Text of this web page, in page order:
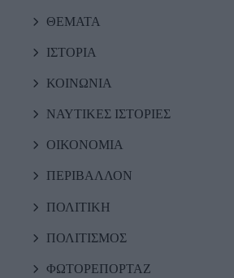
ΘΕΜΑΤΑ
ΙΣΤΟΡΙΑ
ΚΟΙΝΩΝΙΑ
ΝΑΥΤΙΚΕΣ ΙΣΤΟΡΙΕΣ
ΟΙΚΟΝΟΜΙΑ
ΠΕΡΙΒΑΛΛΟΝ
ΠΟΛΙΤΙΚΗ
ΠΟΛΙΤΙΣΜΟΣ
ΦΩΤΟΡΕΠΟΡΤΑΖ